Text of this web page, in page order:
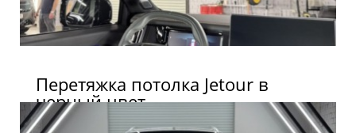
Перетяжка потолка Jetour в
черный цвет